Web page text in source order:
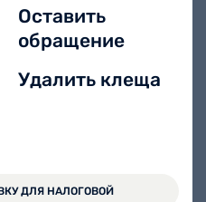
Оставить
обращение
Удалить клеща
ДЛЯ НАЛОГОВОЙ
и
5650 руб.